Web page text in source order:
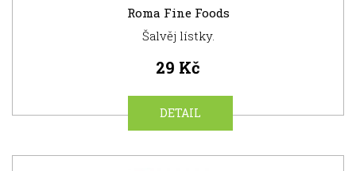
Roma Fine Foods
Šalvěj lístky.
29 Kč
DETAIL